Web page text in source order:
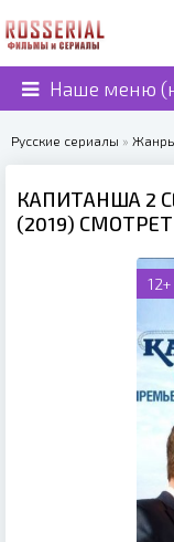
Наше меню
Русские сериалы »
КАПИТАНША 2
(2019)
12+